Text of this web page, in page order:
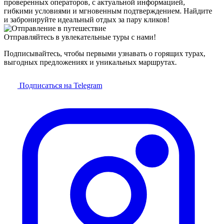
проверенных операторов, с актуальной информацией,
гибкими условиями и мгновенным подтверждением. Найдите
и забронируйте идеальный отдых за пару кликов!
Отправляйтесь в увлекательные туры с нами!
Подписывайтесь, чтобы первыми узнавать о горящих турах,
выгодных предложениях и уникальных маршрутах.
Подписаться на Telegram